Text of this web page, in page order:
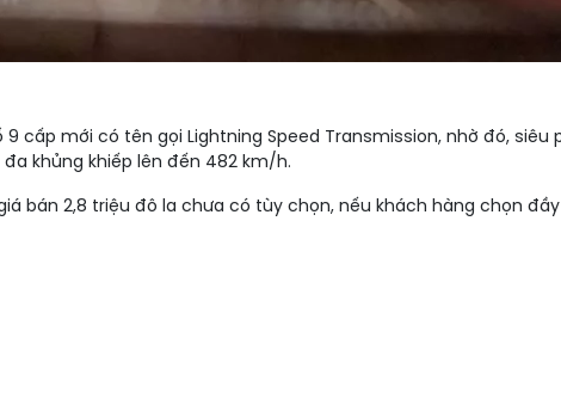
cấp mới có tên gọi Lightning Speed Transmission, nhờ đó,
khủng khiếp lên đến 482 km/h.
bán 2,8 triệu đô la chưa có tùy chọn, nếu khách hàng chọn